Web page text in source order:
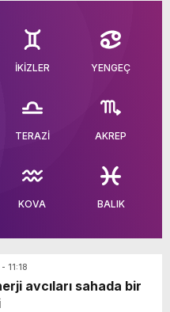
İKİZLER YENGEÇ
TERAZİ AKREP
KOVA BALIK
11:18
avcıları sahada bir